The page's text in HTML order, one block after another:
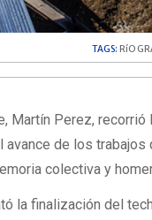
TAGS:RíO
Martín Perez,
avance de los
colectiva y
la finalización del